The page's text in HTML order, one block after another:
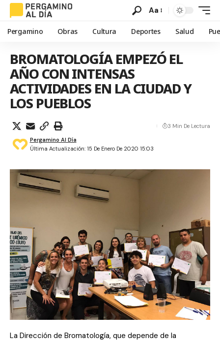
Aa
Pergamino Obras Cultura Deportes Salud
BROMATOLOGÍA EMPEZÓ EL
AÑO CON INTENSAS
ACTIVIDADES EN LA CIUDAD Y
LOS PUEBLOS
Última Actualización: 15 De Enero De 2020 15:03
Pergamino Al Día
3 Min De Lectura
La Dirección de Bromatología, que depende de la